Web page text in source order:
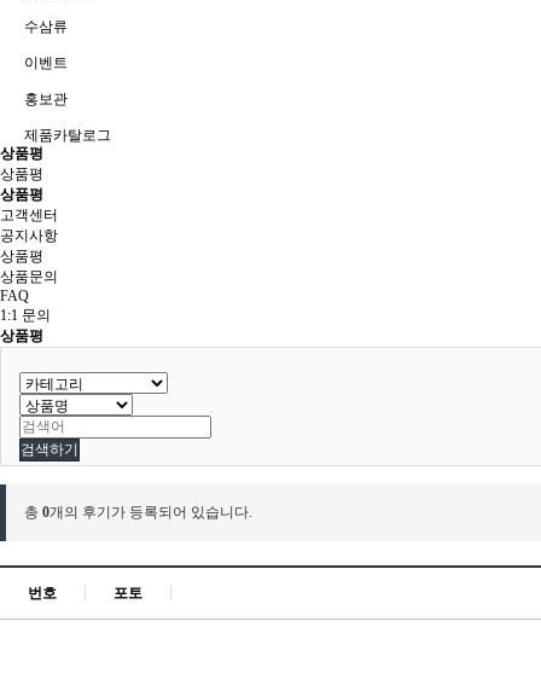
수삼류
이벤트
홍보관
제품카탈로그
상품평
상품평
상품평
고객센터
공지사항
상품평
상품문의
FAQ
1:1 문의
상품평
검색하기
총 0개의 후기가 등록되어 있습니다.
번호 포토